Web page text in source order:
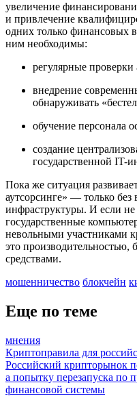
увеличение
и привлечение
одних только финансовых
ним необходимы:
регулярные
внедрение
обнаруживать
обучение персонала
создание
государственной IT-
Пока же ситуация
аутсорсинге» — только без
инфраструктуры. И если
государственные
невольными участниками
это
средствами.
мошенничество блокчейн
Еще по теме
мнения
Криптоправила для
Российский крипторынок
а попытку перезапуска по
финансовой системы